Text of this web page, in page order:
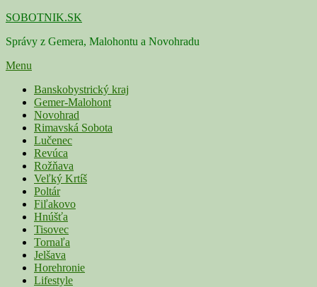
Skip
content
SOBOTNIK.SK
Správy z Gemera, Malohontu a Novohradu
Menu
Primárne
menu
Banskobystrický kraj
Gemer-Malohont
Novohrad
Rimavská Sobota
Lučenec
Revúca
Rožňava
Veľký Krtíš
Poltár
Fiľakovo
Hnúšťa
Tisovec
Tornaľa
Jelšava
Horehronie
Lifestyle